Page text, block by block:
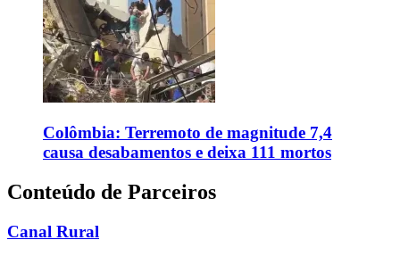
Colômbia: Terremoto de magnitude 7,4
causa desabamentos e deixa 111 mortos
Conteúdo de Parceiros
Canal Rural